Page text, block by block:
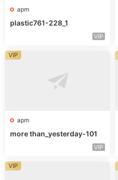
apm
plastic761-228_1
VIP
apm
more than_yesterday-101
VIP
VIP
VIP